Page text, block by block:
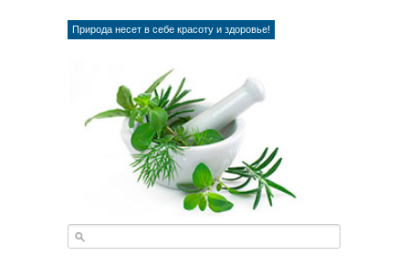
Природа несет в себе красоту и здоровье!